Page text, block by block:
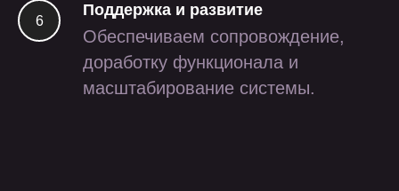
Поддержка и развитие
Обеспечиваем сопровождение,
доработку функционала и
масштабирование системы.